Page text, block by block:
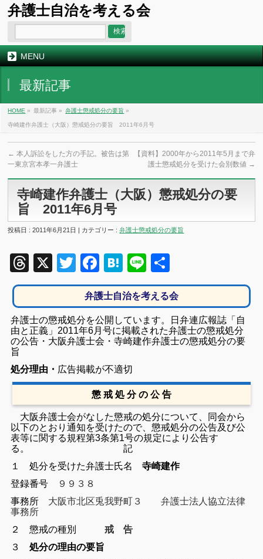
弁護士自治を考える会
MENU
最新記事
HOME » 最新記事 » 弁護士懲戒処分の要旨 »
寺崎建作弁護士（大阪）懲戒処分の要旨 2011年6月号
← 本人訴訟をした方の手記。被告は第
一東京宮本孝一弁護士
【資料】2000年から2011年5月まで弁
護士懲戒処分を受けた会別数値 →
寺崎建作弁護士（大阪）懲戒処分の要
旨 2011年6月号
投稿日 : 2011年6月21日 | カテゴリー :弁護士懲戒処分の要旨
Threads
X TwitterFacebook
Hatena
Line
有
弁護士自治を考える会
弁護士の懲戒処分を公開しています。日弁連広報誌「自
由と正義」2011年6月号に掲載された弁護士の懲戒処分
の公告・大阪弁護士会・寺崎建作弁護士の懲戒処分の要
旨
処分理由・ 広告掲載が不適切
懲 戒 処 分 の 公 告
大阪弁護士会がなした懲戒の処分について、同会から
以下のとおり通知を受けたので、懲戒処分の公告及び公
表等に関する規程第3条第1号の規定により公告す
る。
記
１ 処分を受けた弁護士氏名
寺崎建作
登録番号
９９３８
事務所 大阪市北区兎我野町３ 弁護士法人協立法律
事務所
２ 懲戒の種別
戒 告
３処分の理由の要旨